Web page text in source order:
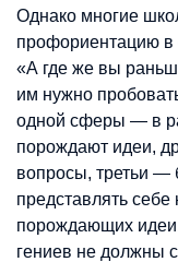
Однако многие
профориентацию в
«А где же вы
им нужно
одной сферы — в
порождают идеи,
вопросы, третьи —
представлять себе
порождающих
гениев не должны